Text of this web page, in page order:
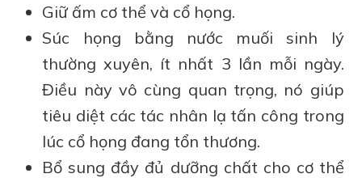
Giữ ấm cơ thể và cổ họng.
Súc họng bằng nước muối sinh lý
thường xuyên, ít nhất 3 lần mỗi ngày.
Điều này vô cùng quan trọng, nó giúp
tiêu diệt các tác nhân lạ tấn công trong
lúc cổ họng đang tổn thương.
Bổ sung đầy đủ dưỡng chất cho cơ thể